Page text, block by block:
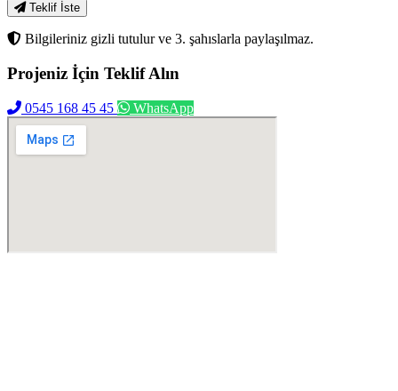
Teklif İste
Bilgileriniz gizli tutulur ve 3. şahıslarla paylaşılmaz.
Projeniz İçin Teklif Alın
0545 168 45 45 WhatsApp